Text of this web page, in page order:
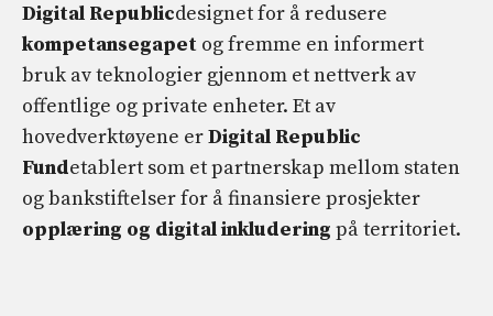
Digital Republicdesignet for å redusere
kompetansegapet og fremme en informert
bruk av teknologier gjennom et nettverk av
offentlige og private enheter. Et av
hovedverktøyene erDigital Republic
Fundetablert som et partnerskap mellom staten
og bankstiftelser for å finansiere prosjekter
opplæring og digital inkludering på territoriet.